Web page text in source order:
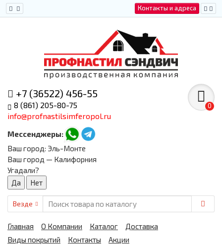
Контакты и адреса
+7 (36522) 456-55
8 (861) 205-80-75
info@profnastilsimferopol.ru
Мессенджеры:
0
Ваш город: Эль-Монте
Ваш город — Калифорния
Угадали?
Везде
Главная О Компании Каталог
Доставка
Виды покрытий
Контакты Акции